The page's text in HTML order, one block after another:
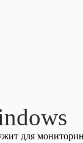
для